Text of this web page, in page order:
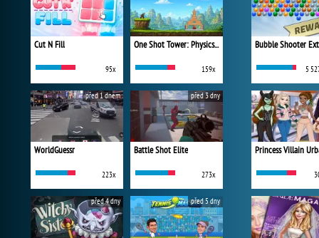
Cut N Fill
95x
One Shot Tower: Physics Destroyer
159x
WorldGuessr
223x
před 1 dnem
Battle Shot Elite
273x
před 3 dny
před 4 dny před 5 dny
Bubble Shooter
5